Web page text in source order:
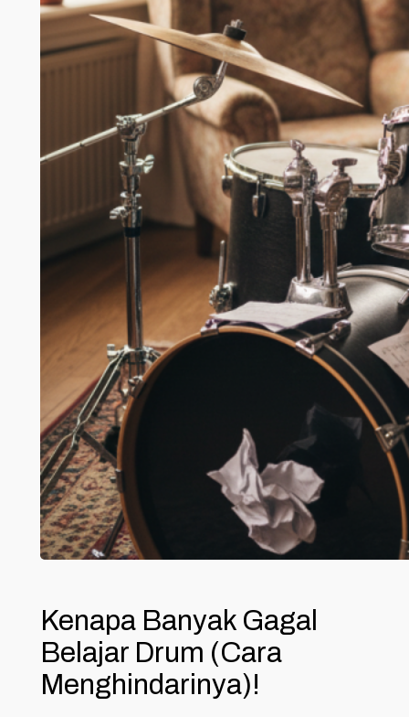
Kenapa Banyak Gagal
Belajar Drum (Cara
Menghindarinya)!